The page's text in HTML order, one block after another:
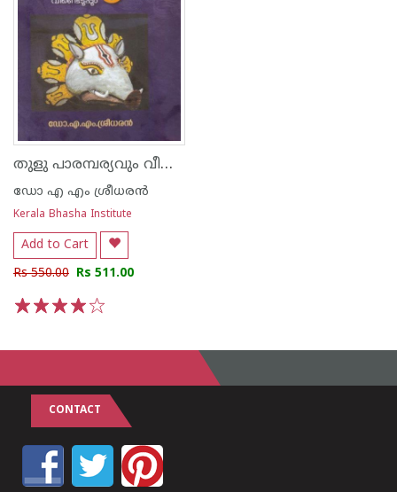
തുളു പാരമ്പര്യവും വീണ്ടെടുപ്പും
ഡോ എ എം ശ്രീധരന്‍
Kerala Bhasha Institute
Add to Cart
Rs 550.00 Rs 511.00
CONTACT